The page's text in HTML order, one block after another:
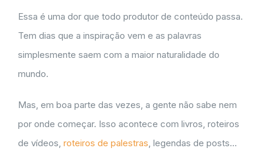
Essa é uma dor que todo produtor de conteúdo passa.
Tem dias que a inspiração vem e as palavras
simplesmente saem com a maior naturalidade do
mundo.
Mas, em boa parte das vezes, a gente não sabe nem
por onde começar. Isso acontece com livros, roteiros
de vídeos, roteiros de palestras, legendas de posts…